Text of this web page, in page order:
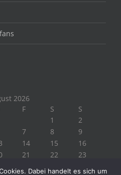
2026
F S
S
1
2
7 8
9
14 15
16
21 22
23
Dabei handelt es sich um